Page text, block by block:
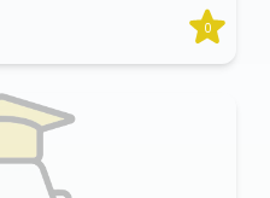
0